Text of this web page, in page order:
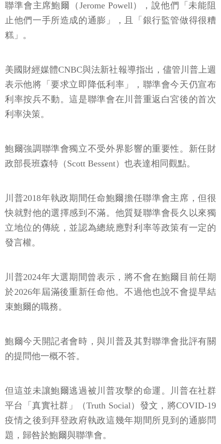
聯準會主席鮑爾（Jerome Powell），說他們「未能阻
止他們一手所造成的通膨」，且「銀行監管做得很糟
糕」。
美國財經媒體CNBC與法新社報導指出，儘管川普上週
表示他將「要求立即降低利率」，聯準會今天仍宣布
利率按兵不動。這是聯準會在川普重返白宮後的首次
利率決策。
鮑爾強調聯準會獨立不受外界影響的重要性。新任財
政部長班森特（Scott Bessent）也表達相同觀點。
川普2018年執政期間任命鮑爾擔任聯準會主席，但很
快就對他的選擇感到不滿。他質疑聯準會長久以來獨
立地位的傳統，並認為總統應對利率等政策有一定的
發言權。
川普2024年大選期間曾表示，將不會在鮑爾目前任期
於2026年屆滿後重新任命他。不過他也說不會提早結
束鮑爾的職務。
鮑爾今天開記者會時，與川普及其對聯準會批評有關
的提問他一概不答。
但這並未讓鮑爾逃過被川普攻擊的命運。川普在社群
平台「真實社群」（Truth Social）發文，將COVID-19
疫情之後到拜登政府執政這幾年期間所見到的通膨問
題，歸咎於鮑爾與聯準會。